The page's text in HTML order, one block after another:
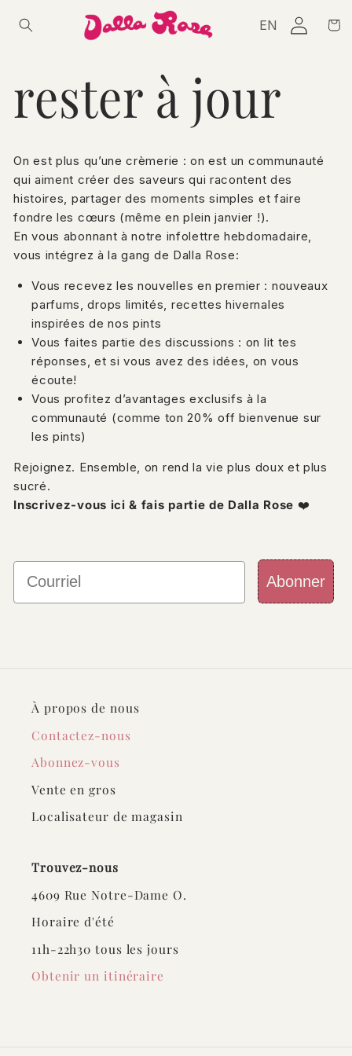
au
EN
Connexion
rester à jour
On est plus qu’une crèmerie : on est un communauté
qui aiment créer des saveurs qui racontent des
histoires, partager des moments simples et faire
fondre les cœurs (même en plein janvier !).
En vous abonnant à notre infolettre hebdomadaire,
vous intégrez à la gang de Dalla Rose:
Vous recevez les nouvelles en premier : nouveaux
parfums, drops limités, recettes hivernales
inspirées de nos pints
Vous faites partie des discussions : on lit tes
réponses, et si vous avez des idées, on vous
écoute!
Vous profitez d’avantages exclusifs à la
communauté (comme ton 20% off bienvenue sur
les pints)
Rejoignez. Ensemble, on rend la vie plus doux et plus
sucré.
Inscrivez-vous ici & fais partie de Dalla Rose ❤️
Courriel
Abonner
À propos de nous
Contactez-nous
Abonnez-vous
Vente en gros
Localisateur de magasin
Trouvez-nous
4609 Rue Notre-Dame O.
Horaire d'été
11h-22h30 tous les jours
Obtenir un itinéraire